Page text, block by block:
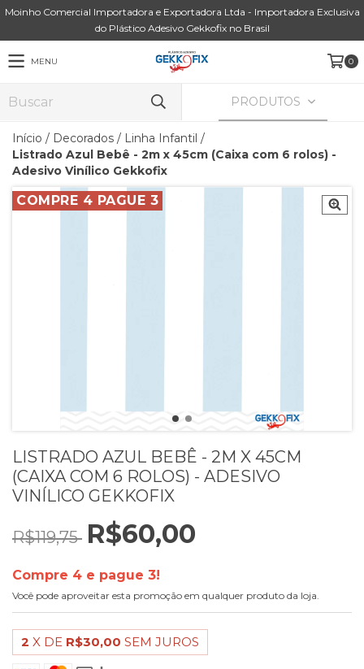
Moinho Comercial Importadora e Exportadora Ltda - Importadora Exclusiva
do Plástico Adesivo Gekkofix no Brasil
MENU 0
PRODUTOS
Início / Decorados / Linha Infantil /
Listrado Azul Bebê - 2m x 45cm (Caixa com 6 rolos) -
Adesivo Vinílico Gekkofix
COMPRE 4 PAGUE 3
LISTRADO AZUL BEBÊ - 2M X 45CM
(CAIXA COM 6 ROLOS) - ADESIVO
VINÍLICO GEKKOFIX
R$119,75 R$60,00
Compre 4 e pague 3!
Você pode aproveitar esta promoção em qualquer produto da loja.
2 X DE R$30,00 SEM JUROS